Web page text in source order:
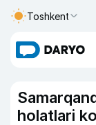
Toshkent
holatlari